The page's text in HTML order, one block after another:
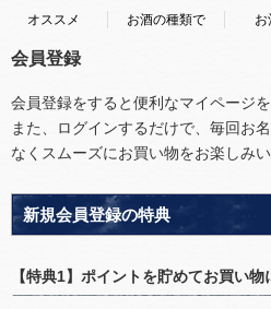
オススメ お酒の種類で お
会員登録
会員登録をすると便利なマイページ
また、ログインするだけで、毎回お
なくスムーズにお買い物をお楽しみい
新規会員登録の特典
【特典1】ポイントを貯めてお買い物